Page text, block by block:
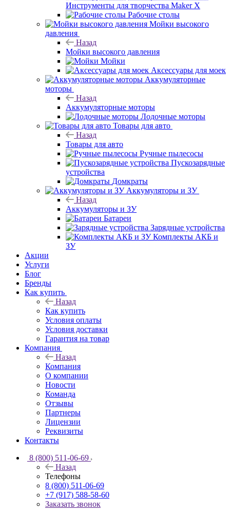
Инструменты для творчества Maker X
Рабочие столы
Мойки высокого
давления
Назад
Мойки высокого давления
Мойки
Аксессуары для моек
Аккумуляторные
моторы
Назад
Аккумуляторные моторы
Лодочные моторы
Товары для авто
Назад
Товары для авто
Ручные пылесосы
Пускозарядные
устройства
Домкраты
Аккумуляторы и ЗУ
Назад
Аккумуляторы и ЗУ
Батареи
Зарядные устройства
Комплекты АКБ и
ЗУ
Акции
Услуги
Блог
Бренды
Как купить
Назад
Как купить
Условия оплаты
Условия доставки
Гарантия на товар
Компания
Назад
Компания
О компании
Новости
Команда
Отзывы
Партнеры
Лицензии
Реквизиты
Контакты
8 (800) 511-06-69
Назад
Телефоны
8 (800) 511-06-69
+7 (917) 588-58-60
Заказать звонок